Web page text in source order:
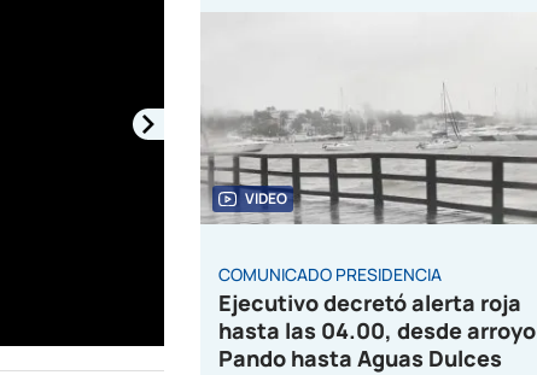
VIDEO
COMUNICADO PRESIDENCIA
Ejecutivo decretó alerta roja
hasta las 04.00, desde arroyo
Pando hasta Aguas Dulces